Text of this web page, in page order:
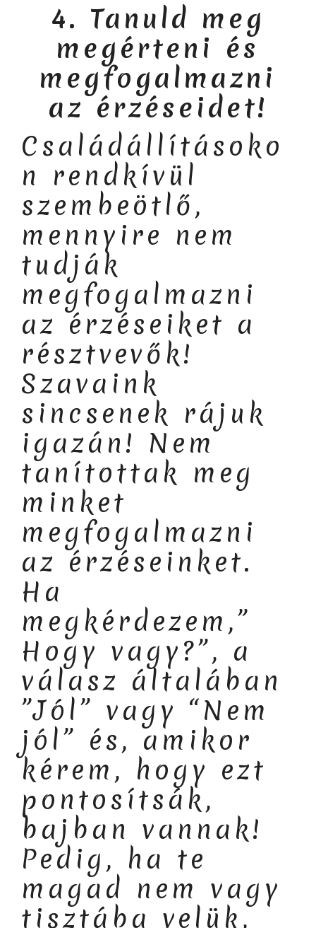
4. Tanuld meg
megérteni és
megfogalmazni
az érzéseidet!
Családállításoko
n rendkívül
szembeötlő,
mennyire nem
tudják
megfogalmazni
az érzéseiket a
résztvevők!
Szavaink
sincsenek rájuk
igazán! Nem
tanítottak meg
minket
megfogalmazni
az érzéseinket.
Ha
megkérdezem,”
Hogy vagy?”, a
válasz általában
”Jól” vagy “Nem
jól” és, amikor
kérem, hogy ezt
pontosítsák,
bajban vannak!
Pedig, ha te
magad nem vagy
tisztába velük,